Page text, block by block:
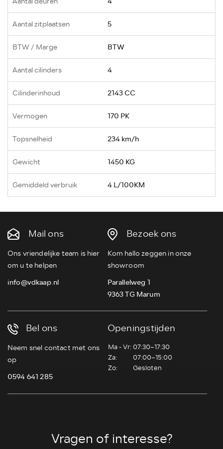
Aantal zitplaatsen 5
BTW / Marge BTW
Aantal cilinders 4
Cilinderinhoud 2143 CC
Vermogen 170 PK
Topsnelheid 234 km/h
Gewicht 1450 KG
Gemiddeld verbruik 4 L/100KM
Mail ons
Ons vriendelijke team is hier
om u te helpen
info@vdkaap.nl
Bezoek ons
Kom hallo zeggen in onze
showroom
Parallelweg 1
9363 TG Marum
Bel ons
Neem snel contact met ons
op
0594 641 285
Openingstijden
Ma - Vr: 07:30–17:30
Za:
07:00–15:00
Zo:
Gesloten
Vragen of interesse?